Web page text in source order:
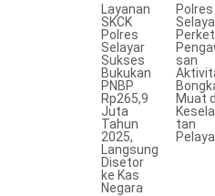
Layanan
SKCK
Polres
Selayar
Sukses
Bukukan
PNBP
Rp265,9
Juta
Tahun
2025,
Langsung
Disetor
ke Kas
Negara
Polres
san
Muat
tan